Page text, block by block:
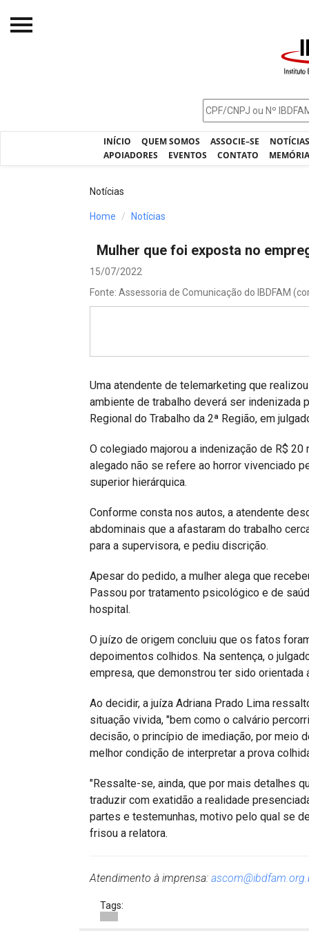
INÍCIO QUEM SOMOS ASSOCIE–SE
APOIADORES
EVENTOS CONTATO
Processos - IBDFAM
Alienação Parental
Encontre um Escritório
IBDFAM Educacional
Notícias
Home Notícias
Mulher que foi exposta no
15/07/2022
Fonte: Assessoria de Comunicação do IBDFAM
Uma atendente de telemarketing que
ambiente de trabalho deverá ser indenizada
Regional do Trabalho da 2ª Região, em
O colegiado majorou a indenização de R$
alegado não se refere ao horror vivenciado
superior hierárquica.
Conforme consta nos autos, a atendente
abdominais que a afastaram do trabalho
para a supervisora, e pediu discrição.
Apesar do pedido, a mulher alega que
Passou por tratamento psicológico e de
hospital.
O juízo de origem concluiu que os fatos
depoimentos colhidos. Na sentença, o
empresa, que demonstrou ter sido orientada
Ao decidir, a juíza Adriana Prado Lima
situação vivida, "bem como o calvário
decisão, o princípio de imediação, por meio
melhor condição de interpretar a prova
"Ressalte-se, ainda, que por mais detalhes
traduzir com exatidão a realidade
partes e testemunhas, motivo pelo qual se
frisou a relatora.
Atendimento à imprensa:
Tags: